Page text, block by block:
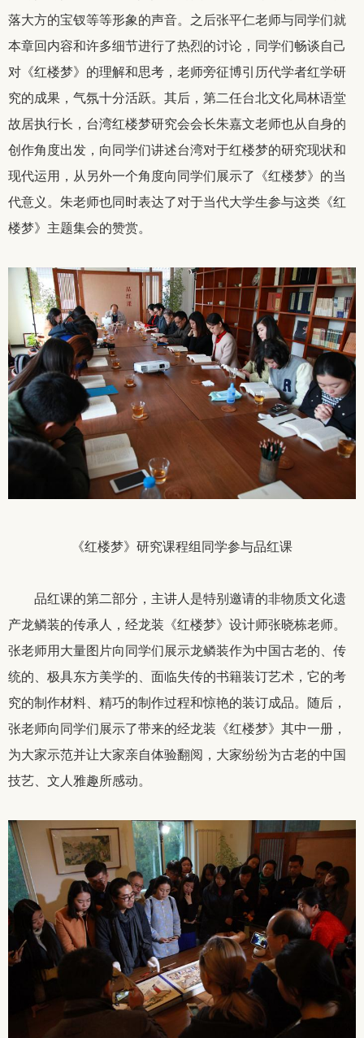
落大方的宝钗等等形象的声音。之后张平仁老师与同学们就
本章回内容和许多细节进行了热烈的讨论，同学们畅谈自己
对《红楼梦》的理解和思考，老师旁征博引历代学者红学研
究的成果，气氛十分活跃。其后，第二任台北文化局林语堂
故居执行长，台湾红楼梦研究会会长朱嘉文老师也从自身的
创作角度出发，向同学们讲述台湾对于红楼梦的研究现状和
现代运用，从另外一个角度向同学们展示了《红楼梦》的当
代意义。朱老师也同时表达了对于当代大学生参与这类《红
楼梦》主题集会的赞赏。
《红楼梦》研究课程组同学参与品红课
品红课的第二部分，主讲人是特别邀请的非物质文化遗
产龙鳞装的传承人，经龙装《红楼梦》设计师张晓栋老师。
张老师用大量图片向同学们展示龙鳞装作为中国古老的、传
统的、极具东方美学的、面临失传的书籍装订艺术，它的考
究的制作材料、精巧的制作过程和惊艳的装订成品。随后，
张老师向同学们展示了带来的经龙装《红楼梦》其中一册，
为大家示范并让大家亲自体验翻阅，大家纷纷为古老的中国
技艺、文人雅趣所感动。